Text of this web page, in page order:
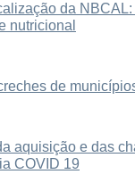
da
nutricional
de
aquisição e das
COVID 19